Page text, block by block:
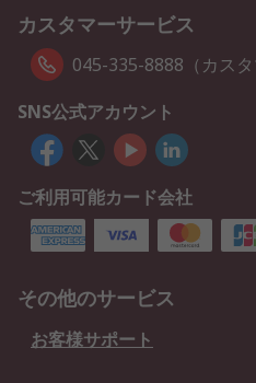
カスタマーサービス
045-335-8888（カスタ
SNS公式アカウント
ご利用可能カード会社
その他のサービス
お客様サポート